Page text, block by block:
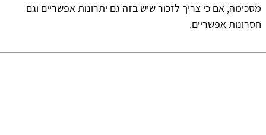
מסכימה, אם כי צריך לזכור שיש בזה גם יתרונות אפשריים וגם
חסרונות אפשריים.